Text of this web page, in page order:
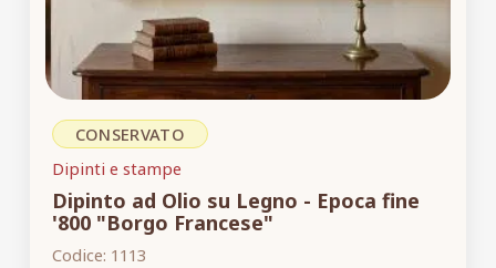
CONSERVATO
Dipinti e stampe
Dipinto ad Olio su Legno - Epoca fine
'800 "Borgo Francese"
Codice: 1113